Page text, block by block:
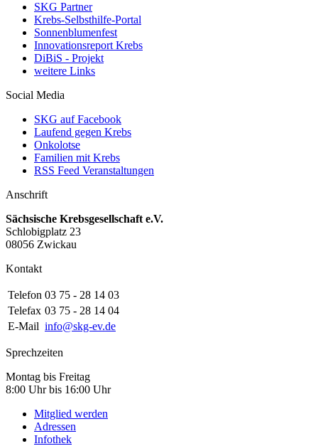
SKG Partner
Krebs-Selbsthilfe-Portal
Sonnenblumenfest
Innovationsreport Krebs
DiBiS - Projekt
weitere Links
Social Media
SKG auf Facebook
Laufend gegen Krebs
Onkolotse
Familien mit Krebs
RSS Feed Veranstaltungen
Anschrift
Sächsische Krebsgesellschaft e.V.
Schlobigplatz 23
08056 Zwickau
Kontakt
Telefon 03 75 - 28 14 03
Telefax 03 75 - 28 14 04
E-Mail info@skg-ev.de
Sprechzeiten
Montag bis Freitag
8:00 Uhr bis 16:00 Uhr
Mitglied werden
Adressen
Infothek